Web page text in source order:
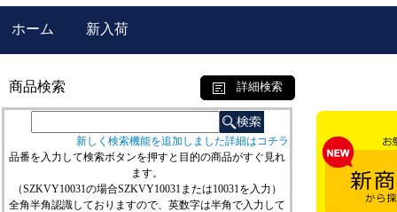
ホーム 新入荷
商品検索 詳細検索
新しく検索機能を追加しました詳細はコチラ
品番を入力して検索ボタンを押すと目的の商品がすぐ見れ
ます。
（SZKVY10031の場合SZKVY10031または10031を入力）
全角半角認識しておりますので、英数字は半角で入力して